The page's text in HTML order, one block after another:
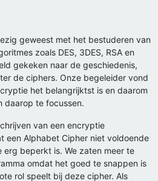
geweest met het bestuderen van
zoals DES, 3DES, RSA en
gekeken naar de geschiedenis,
de ciphers. Onze begeleider vond
het belangrijktst is en daarom
daarop te focussen.
van een encryptie
een Alphabet Cipher niet voldoende
erg beperkt is. We zaten meer te
omdat het goed te snappen is
rol speelt bij deze cipher. Als